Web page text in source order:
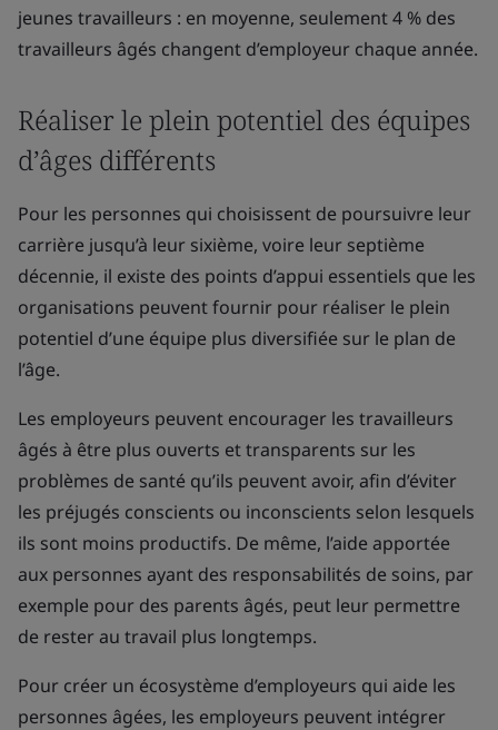
jeunes travailleurs : en moyenne, seulement 4 % des
travailleurs âgés changent d’employeur chaque année.
Réaliser le plein potentiel des équipes
d’âges différents
Pour les personnes qui choisissent de poursuivre leur
carrière jusqu’à leur sixième, voire leur septième
décennie, il existe des points d’appui essentiels que les
organisations peuvent fournir pour réaliser le plein
potentiel d’une équipe plus diversifiée sur le plan de
l’âge.
Les employeurs peuvent encourager les travailleurs
âgés à être plus ouverts et transparents sur les
problèmes de santé qu’ils peuvent avoir, afin d’éviter
les préjugés conscients ou inconscients selon lesquels
ils sont moins productifs. De même, l’aide apportée
aux personnes ayant des responsabilités de soins, par
exemple pour des parents âgés, peut leur permettre
de rester au travail plus longtemps.
Pour créer un écosystème d’employeurs qui aide les
personnes âgées, les employeurs peuvent intégrer